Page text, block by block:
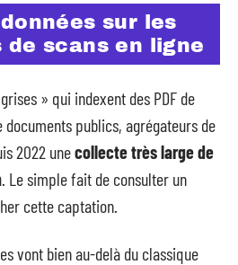
sur les
scans en ligne
» qui indexent des PDF de
publics, agrégateurs de
2022 unecollecte très large de
. Le simple fait de consulter un
cette captation.
vont bien au-delà du classique